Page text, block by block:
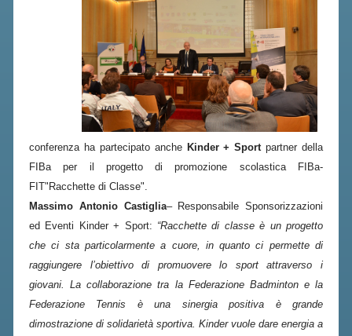
conferenza ha partecipato anche Kinder + Sportpartner della
FIBa per il progetto di promozione scolastica FIBa-
FIT"Racchette di Classe".
Massimo Antonio Castiglia– Responsabile Sponsorizzazioni
ed Eventi Kinder + Sport: “Racchette di classe è un progetto
che ci sta particolarmente a cuore, in quanto ci permette di
raggiungere l’obiettivo di promuovere lo sport attraverso i
giovani. La collaborazione tra la Federazione Badminton e la
Federazione Tennis è una sinergia positiva è grande
dimostrazione di solidarietà sportiva. Kinder vuole dare energia a
DOCUMENTI E APPROFONDIMENTI
AIRBADMINTON
TAPPE REGIONALI AIRBADMINTON
PICKLEBALL
FIBA PICKLEBALL TOUR
CLASSIFICHE PICKLEBALL
VOLA CON NOI 2026
RIVISTA BADMANIA